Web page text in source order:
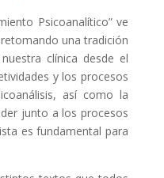
Psicoanalítico” ve
una tradición
clínica desde el
y los procesos
así como la
junto a los procesos
es fundamental para